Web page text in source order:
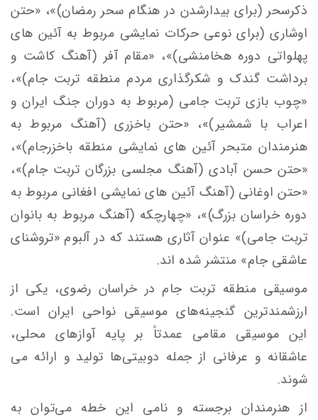
ذکرسحر (برای بیدارشدن در هنگام سحر رمضان)»، «حتن
اوشاری (برای نوعی حرکات نمایشی مربوط به آئین های
پهلواتی دوره هخامنشی)»، «مقام آفر (آهنگ کاشت و
برداشت گندک و شکرگذاری مردم منطقه تربت جام)»،
«چوب بازی تربت جامی (مربوط به دوران جنگ ایران و
اعراب با شمشیر)»، «حتن باخزری (آهنگ مربوط به
هنرمندان متبحر آئین های نمایشی منطقه باخزرجام)»،
«حتن حسن آبادی (آهنگ مجلسی بزرگان تربت جام)»،
«حتن اوغانی (آهنگ آئین های نمایشی افغانی مربوط به
دوره خراسان بزرگ)»، «چهارچکه (آهنگ مربوط به بانوان
تربت جامی)» عنوان آثاری هستند که در آلبوم «تروشنای
عاشقی جام» منتشر شده اند.
موسیقی منطقه تربت جام در خراسان رضوی، یکی از
ارزشمندترین گنجینه‌های موسیقی نواحی ایران است.
این موسیقی مقامی عمدتاً بر پایه آوازهای محلی،
عاشقانه و عرفانی از جمله دوبیتی‌ها تولید و ارائه می
شوند.
از هنرمندان برجسته و نامی این خطه می‌توان به